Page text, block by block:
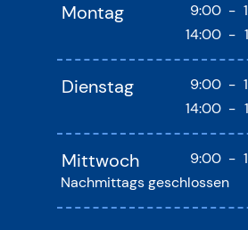
Montag 9:00 -
14:00 -
Dienstag 9:00 -
14:00 -
Mittwoch 9:00 -
Nachmittags geschlossen